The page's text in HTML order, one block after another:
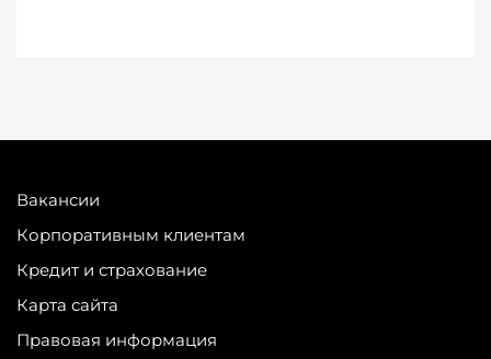
Вакансии
Корпоративным клиентам
Кредит и страхование
Карта сайта
Правовая информация